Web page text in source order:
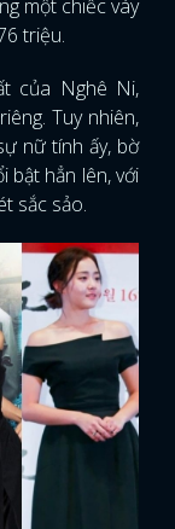
một chiếc váy
triệu.
của Nghê Ni,
Tuy nhiên,
nữ tính ấy, bờ
bật hẳn lên, với
sắc sảo.